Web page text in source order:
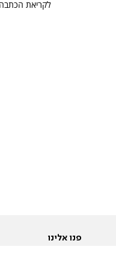
לקריאת
פנו אלינו